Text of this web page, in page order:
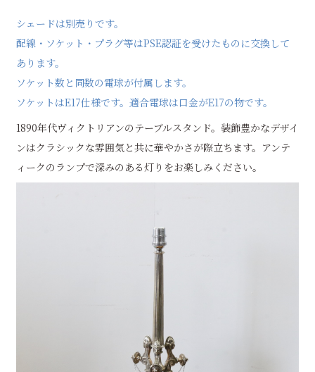
シェードは別売りです。
配線・ソケット・プラグ等はPSE認証を受けたものに交換して
あります。
ソケット数と同数の電球が付属します。
ソケットはE17仕様です。適合電球は口金がE17の物です。
1890年代ヴィクトリアンのテーブルスタンド。装飾豊かなデザイ
ンはクラシックな雰囲気と共に華やかさが際立ちます。アンテ
ィークのランプで深みのある灯りをお楽しみください。